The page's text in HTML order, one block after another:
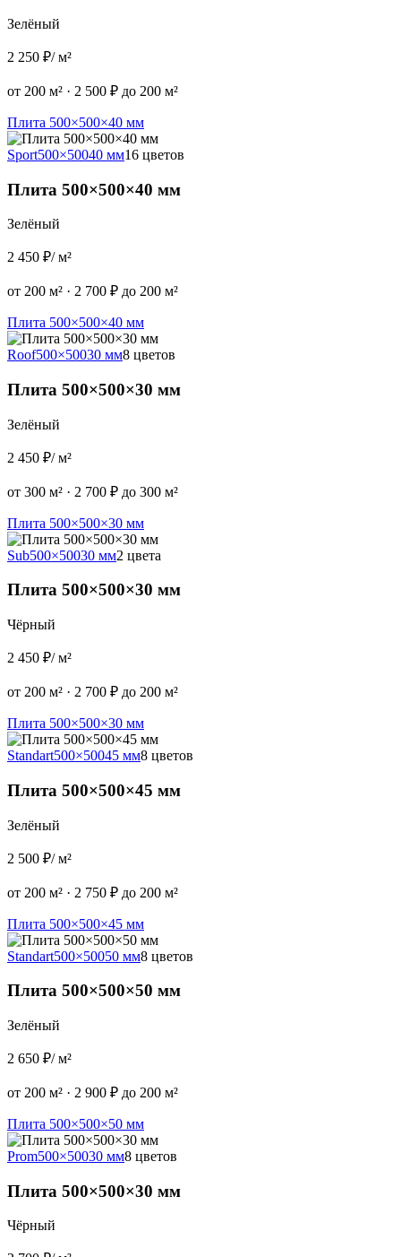
Зелёный
2 250 ₽/ м²
от 200 м² · 2 500 ₽ до 200 м²
Плита 500×500×40 мм
Sport500×50040 мм16 цветов
Плита 500×500×40 мм
Зелёный
2 450 ₽/ м²
от 200 м² · 2 700 ₽ до 200 м²
Плита 500×500×40 мм
Roof500×50030 мм8 цветов
Плита 500×500×30 мм
Зелёный
2 450 ₽/ м²
от 300 м² · 2 700 ₽ до 300 м²
Плита 500×500×30 мм
Sub500×50030 мм2 цвета
Плита 500×500×30 мм
Чёрный
2 450 ₽/ м²
от 200 м² · 2 700 ₽ до 200 м²
Плита 500×500×30 мм
Standart500×50045 мм8 цветов
Плита 500×500×45 мм
Зелёный
2 500 ₽/ м²
от 200 м² · 2 750 ₽ до 200 м²
Плита 500×500×45 мм
Standart500×50050 мм8 цветов
Плита 500×500×50 мм
Зелёный
2 650 ₽/ м²
от 200 м² · 2 900 ₽ до 200 м²
Плита 500×500×50 мм
Prom500×50030 мм8 цветов
Плита 500×500×30 мм
Чёрный